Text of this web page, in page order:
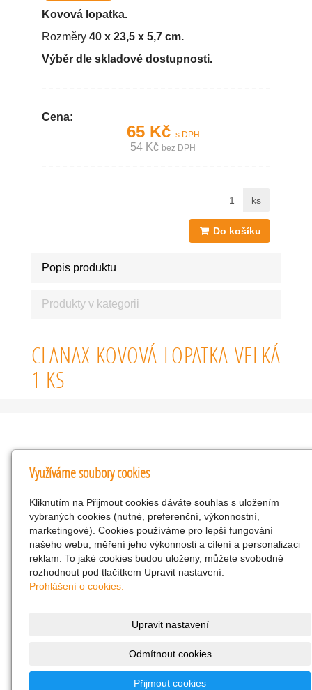
Kovová lopatka.
Rozměry 40 x 23,5 x 5,7 cm.
Výběr dle skladové dostupnosti.
Cena:
65 Kč s DPH
54 Kč bez DPH
ks
Do košíku
Popis produktu
Produkty v kategorii
CLANAX KOVOVÁ LOPATKA VELKÁ
1 KS
Kontakty
KNK obchodní společnost s r.o.
Komenského 127, Žacléř, 542 01 Číslo účtu:
286293602/0300
25298518
CZ25298518
info@drogerienacestach.cz
286293602/0300
Využíváme soubory cookies
Kliknutím na Přijmout cookies dáváte souhlas s uložením
vybraných cookies (nutné, preferenční, výkonnostní,
marketingové). Cookies používáme pro lepší fungování
našeho webu, měření jeho výkonnosti a cílení a personalizaci
reklam. To jaké cookies budou uloženy, můžete svobodně
rozhodnout pod tlačítkem Upravit nastavení.
Prohlášení o cookies.
Upravit nastavení
Odmítnout cookies
Přijmout cookies